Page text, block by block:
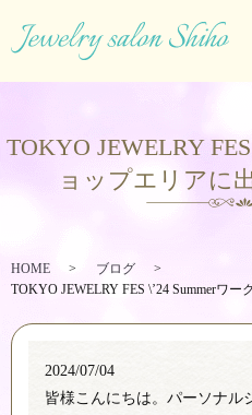
TOKYO JEWELRY
ョップエリアに
HOME
ブログ
TOKYO JEWELRY FES \’24 Summerワ
2024/07/04
皆様こんにちは。パーソナル